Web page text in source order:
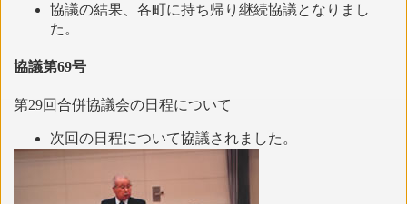
協議の結果、各町に持ち帰り継続協議となりまし
た。
協議第69号
第29回合併協議会の日程について
次回の日程について協議されました。